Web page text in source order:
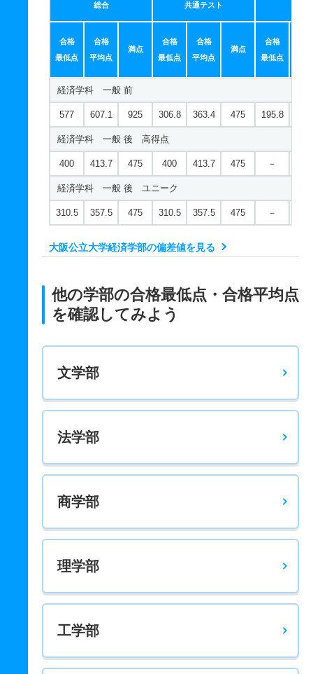
総合 共通テスト
合格
最低点
合格
平均点
満点
合格
最低点
合格
平均点
満点
合格
最低点
経済学科 一般 前
577 607.1 925 306.8 363.4 475 195.8
経済学科 一般 後 高得点
400 413.7 475 400 413.7 475 －
経済学科 一般 後 ユニーク
310.5 357.5 475 310.5 357.5 475 －
大阪公立大学経済学部の偏差値を見る
他の学部の合格最低点・合格平均点
を確認してみよう
文学部
法学部
商学部
理学部
工学部